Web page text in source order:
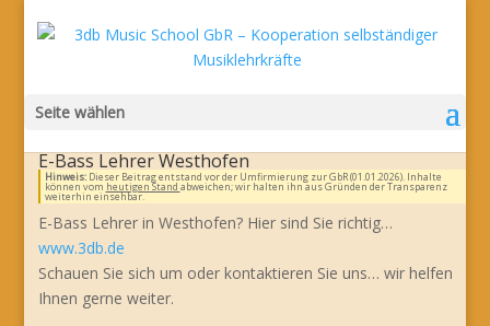
Seite wählen
E-Bass Lehrer Westhofen
Hinweis:Dieser Beitrag entstand vor der Umfirmierung zur GbR (01.01.2026). Inhalte
können vom heutigen Stand abweichen; wir halten ihn aus Gründen der Transparenz
weiterhin einsehbar.
E-Bass Lehrer in Westhofen? Hier sind Sie richtig…
www.3db.de
Schauen Sie sich um oder kontaktieren Sie uns… wir helfen
Ihnen gerne weiter.